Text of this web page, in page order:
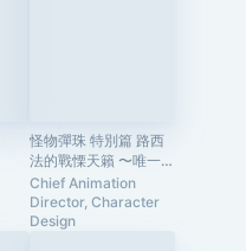
怪物彈珠 特別篇 路西
法的戰慄天籟 〜唯一
的最初樂章〜
Chief Animation
Director, Character
Design